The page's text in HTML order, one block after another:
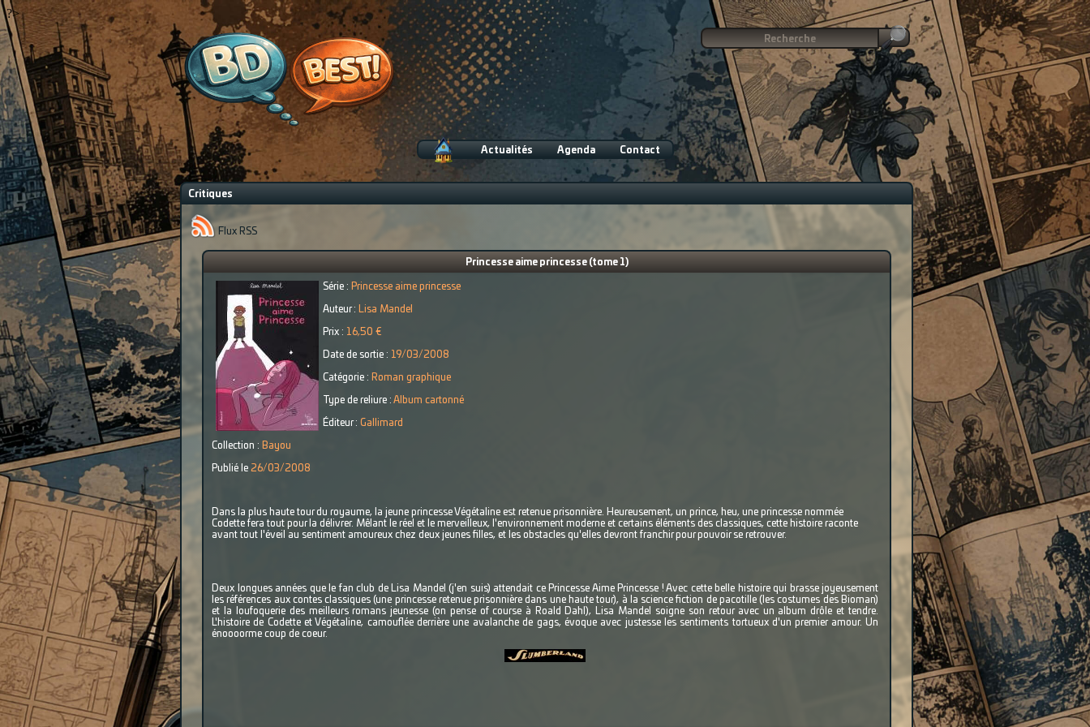
?>
Actualités Agenda Contact
Critiques
Flux RSS
Princesse aime princesse (tome 1)
Série : Princesse aime princesse
Auteur : Lisa Mandel
Prix : 16,50 €
Date de sortie : 19/03/2008
Catégorie : Roman graphique
Type de reliure : Album cartonné
Éditeur : Gallimard
Collection : Bayou
Publié le 26/03/2008
Dans la plus haute tour du royaume, la jeune princesse Végétaline est retenue prisonnière. Heureusement, un prince, heu, une princesse nommée
Codette fera tout pour la délivrer. Mêlant le réel et le merveilleux, l'environnement moderne et certains éléments des classiques, cette histoire raconte
avant tout l'éveil au sentiment amoureux chez deux jeunes filles, et les obstacles qu'elles devront franchir pour pouvoir se retrouver.
Deux longues années que le fan club de Lisa Mandel (j'en suis) attendait ce Princesse Aime Princesse ! Avec cette belle histoire qui brasse joyeusement
les références aux contes classiques (une princesse retenue prisonnière dans une haute tour), à la science fiction de pacotille (les costumes des Bioman)
et la loufoquerie des meilleurs romans jeunesse (on pense of course à Roald Dahl), Lisa Mandel soigne son retour avec un album drôle et tendre.
L'histoire de Codette et Végétaline, camouflée derrière une avalanche de gags, évoque avec justesse les sentiments tortueux d'un premier amour. Un
énoooorme coup de coeur.